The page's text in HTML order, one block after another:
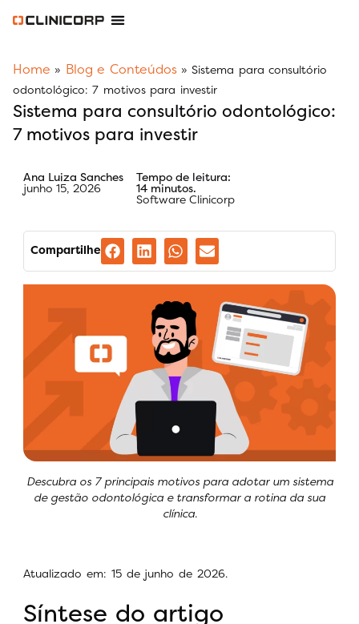
Home » Blog e Conteúdos»Sistema para consultório
odontológico: 7 motivos para investir
Sistema para consultório odontológico:
7 motivos para investir
Ana Luiza Sanches
junho 15, 2026
Tempo de leitura:
14 minutos.
Software Clinicorp
Compartilhe
Descubra os 7 principais motivos para adotar um sistema
de gestão odontológica e transformar a rotina da sua
clínica.
Atualizado em: 15 de junho de 2026.
Síntese do artigo